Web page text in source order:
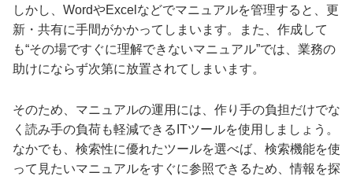
しかし、WordやExcelなどでマニュアルを管理すると、更
新・共有に手間がかかってしまいます。また、作成して
も“その場ですぐに理解できないマニュアル”では、業務の
助けにならず次第に放置されてしまいます。
そのため、マニュアルの運用には、作り手の負担だけでな
く読み手の負荷も軽減できるITツールを使用しましょう。
なかでも、検索性に優れたツールを選べば、検索機能を使
って見たいマニュアルをすぐに参照できるため、情報を探